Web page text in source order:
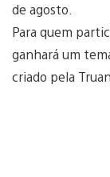
de agosto.
Para quem
ganhará um
criado pela